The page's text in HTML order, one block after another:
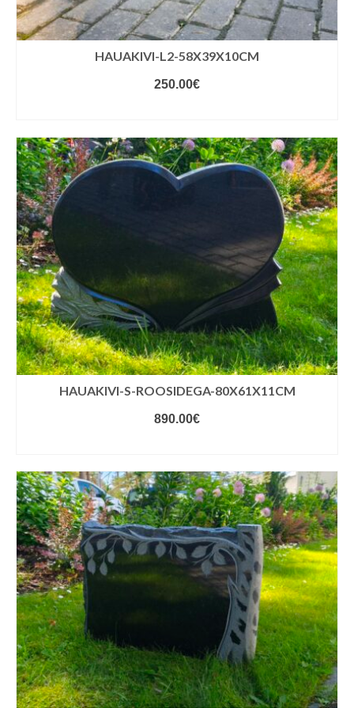
HAUAKIVI-L2-58X39X10CM
250.00€
HAUAKIVI-S-ROOSIDEGA-80X61X11CM
890.00€